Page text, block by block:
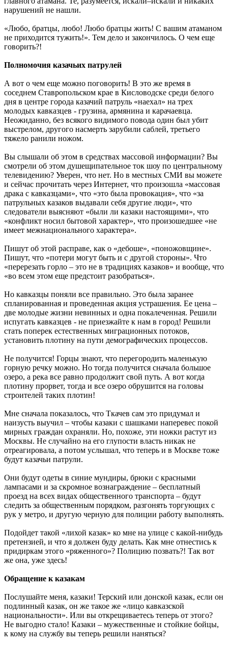
нарушений не нашли.
«Любо, братцы, любо! Любо братцы жить! С вашим атаманом
не приходится тужить!». Тем дело и закончилось. О чем еще
говорить?!
Полномочия казачьих патрулей
А вот о чем еще можно поговорить! В это же время в
соседнем Ставропольском крае в Кисловодске среди белого
дня в центре города казачий патруль «наехал» на трех
молодых кавказцев - грузина, армянина и карачаевца.
Неожиданно, без всякого видимого повода один был убит
выстрелом, другого насмерть зарубили саблей, третьего
тяжело ранили ножом.
Вы слышали об этом в средствах массовой информации? Вы
смотрели об этом душещипательное ток шоу по центральному
телевидению? Уверен, что нет. Но в местных СМИ вы можете
и сейчас прочитать через Интернет, что произошла «массовая
драка с кавказцами», что «это была провокация», что «за
патрульных казаков выдавали себя другие люди», что
следователи выясняют «были ли казаки настоящими», что
«конфликт носил бытовой характер», что произошедшее «не
имеет межнационального характера».
Пишут об этой расправе, как о «дебоше», «поножовщине».
Пишут, что «потери могут быть и с другой стороны». Что
«перерезать горло – это не в традициях казаков» и вообще, что
«во всем этом еще предстоит разобраться».
Но кавказцы поняли все правильно. Это была заранее
спланированная и проведенная акция устрашения. Ее цена –
две молодые жизни невинных и одна покалеченная. Решили
испугать кавказцев - не приезжайте к нам в город! Решили
стать поперек естественных миграционных потоков,
установить плотину на пути демографических процессов.
Не получится! Горцы знают, что перегородить маленькую
горную речку можно. Но тогда получится сначала большое
озеро, а река все равно продолжит свой путь. А вот когда
плотину прорвет, тогда и все озеро обрушится на головы
строителей таких плотин!
Мне сначала показалось, что Ткачев сам это придумал и
наизусть выучил – чтобы казаки с шашками наперевес покой
мирных граждан охраняли. Но, похоже, эти ножки растут из
Москвы. Не случайно на его глупости власть никак не
отреагировала, а потом услышал, что теперь и в Москве тоже
будут казачьи патрули.
Они будут одеты в синие мундиры, брюки с красными
лампасами и за скромное вознаграждение – бесплатный
проезд на всех видах общественного транспорта – будут
следить за общественным порядком, разгонять торгующих с
рук у метро, и другую черную для полиции работу выполнять.
Подойдет такой «лихой казак» ко мне на улице с какой-нибудь
претензией, и что я должен буду делать. Как мне отнестись к
придиркам этого «ряженного»? Полицию позвать?! Так вот
же она, уже здесь!
Обращение к казакам
Послушайте меня, казаки! Терский или донской казак, если он
подлинный казак, он же такое же «лицо кавказской
национальности». Или вы открещиваетесь теперь от этого?
Не выгодно стало! Казаки – мужественные и стойкие бойцы,
к кому на службу вы теперь решили наняться?